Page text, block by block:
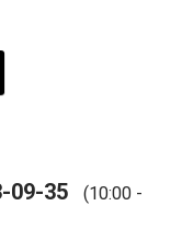
09-35
(10:00 -